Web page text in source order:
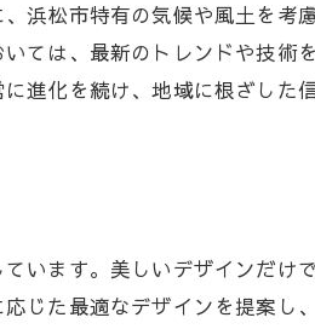
浜松市特有の気候や風土を考
ては、最新のトレンドや技術
進化を続け、地域に根ざした
います。美しいデザインだけ
じた最適なデザインを提案し